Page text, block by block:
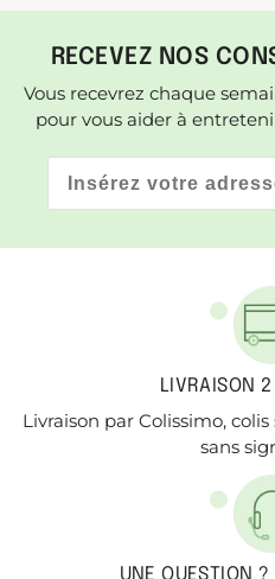
RECEVEZ NOS
Vous recevrez chaque
pour vous aider à
LIVRAISON
Livraison par Colissimo,
sans
UNE QUESTION